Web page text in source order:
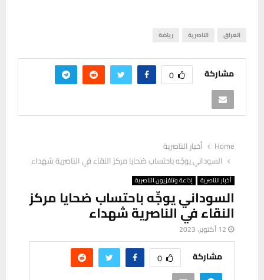
العراق الناصرية رياضة
مشاركة 0
Home
أخبار الناصرية
السوداني يوجِّه باحتساب ضحايا مركز النقاء في الناصرية شهداء
أخبار الناصرية إذاعة وتلفزيون الناصرية
السوداني يوجِّه باحتساب ضحايا مركز
النقاء في الناصرية شهداء
12 أكتوبر، 2023
مشاركة 0